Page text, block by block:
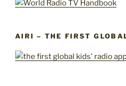
AIRI – THE FIRST